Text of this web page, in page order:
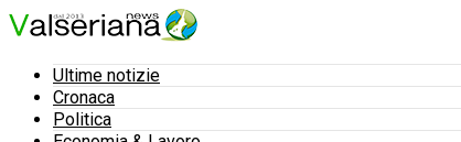
Ultime notizie
Cronaca
Politica